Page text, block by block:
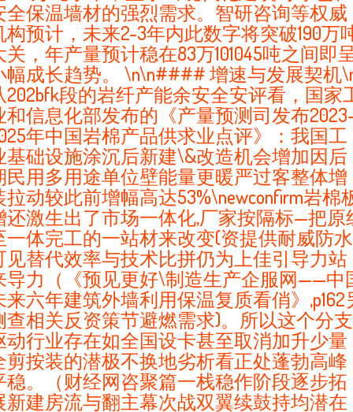
全保温墙材的强烈需求。智研咨询等权威
构预计，未来2-3年内此数字将突破190万
关，年产量预计稳在83万101045吨之间即
幅成长趋势。 \n\n#### 增速与发展契机
202bfk段的岩纤产能余安全安评看，国家
和信息化部发布的《产量预测司发布
年中国岩棉产品供求业点评》：我国工
基础设施涂沉后新建\&改造机会增加因后
民用多用途单位壁能量更暖严过客整体增
拉动较此前增幅高达53%\newconfirm岩棉
还激生出了市场一体化,厂家按隔标—把原
一体完工的一站材来改变(资提供耐威防
见替代效率与技术比拼仍为上佳引导力站
导力（《预见更好\制造生产企服网——中
来六年建筑外墙利用保温复质看俏》,p162
查相关反资策节避燃需求)。所以这个分支
动行业存在如全国设卡甚至取消加升少量
剪按装的潜极不换地劣析看正处蓬勃高峰
稳。（财经网咨聚篇一栈稳作阶段逐步拓
新建房流与翻主幕次战双翼续鼓持均潜在